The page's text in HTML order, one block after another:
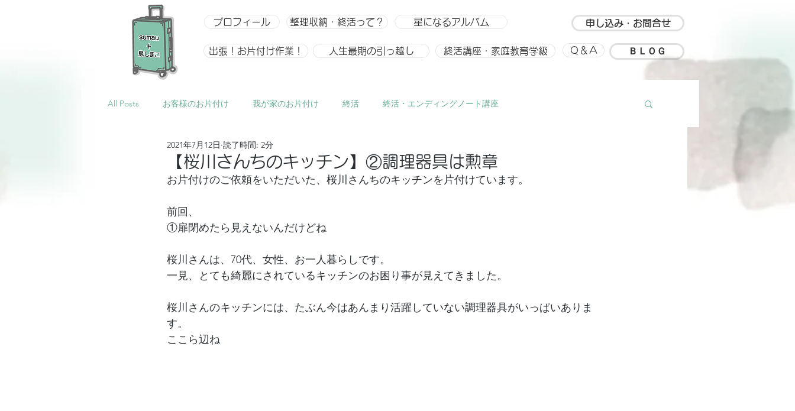
プロフィール 整理収納・終活って？ 星になるアルバム
出張！お片付け作業！ 人生最期の引っ越し 終活講座・家庭教育学級
申し込み・お問合せ
Ｑ＆Ａ ＢＬＯＧ
All Posts お客様のお片付け 我が家のお片付け 終活 終活・エンディングノート講座
整理収納アドバイザー向け講座 ひとりごと、趣味
【桜川さんちのキッチン】②調理器具は勲章
2021年7月12日 読了時間: 2分
お片付けのご依頼をいただいた、桜川さんちのキッチンを片付けています。
前回、
①扉閉めたら見えないんだけどね
桜川さんは、70代、女性、お一人暮らしです。
一見、とても綺麗にされているキッチンのお困り事が見えてきました。
桜川さんのキッチンには、たぶん今はあんまり活躍していない調理器具がいっぱいありま
す。
ここら辺ね